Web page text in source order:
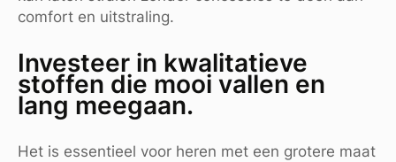
comfort en uitstraling.
Investeer in kwalitatieve
stoffen die mooi vallen en
lang meegaan.
Het is essentieel voor heren met een grotere maat